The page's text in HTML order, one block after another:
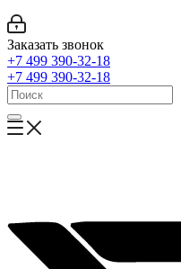
Заказать звонок
+7 499 390-32-18
+7 499 390-32-18